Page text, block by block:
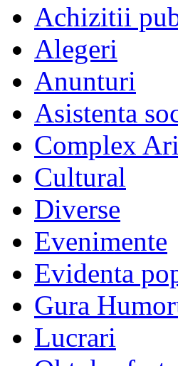
Achizitii
Alegeri
Anunturi
Asistenta
Complex
Cultural
Diverse
Evenimente
Evidenta
Gura
Lucrari